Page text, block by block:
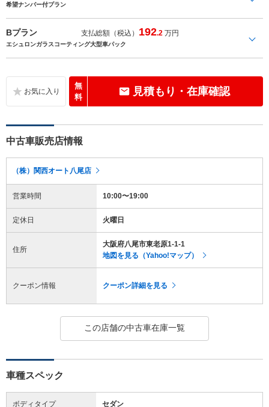
希望ナンバー付プラン
Bプラン 支払総額（税込） 192.2 万円
エシュロンガラスコーティング大型車パック
無
料
見積もり・在庫確認
中古車販売店情報
（株）関西オート八尾店
営業時間 10:00〜19:00
定休日 火曜日
住所
大阪府八尾市東老原1-1-1
地図を見る（Yahoo!マップ）
クーポン情報 クーポン詳細を見る
この店舗の中古車在庫一覧
車種スペック
ボディタイプ セダン